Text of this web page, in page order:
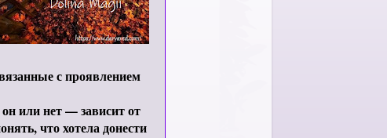
с проявлением
или нет — зависит от
что хотела донести